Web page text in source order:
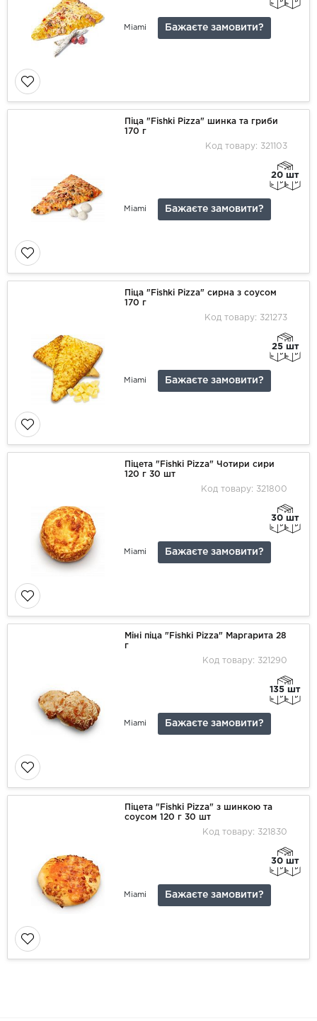
Miami Бажаєте замовити?
Піца "Fishki Pizza" шинка та гриби
170 г
Код товару: 321103
20 шт
Miami Бажаєте замовити?
Піца "Fishki Pizza" сирна з соусом
170 г
Код товару: 321273
25 шт
Miami Бажаєте замовити?
Піцета "Fishki Pizza" Чотири сири
120 г 30 шт
Код товару: 321800
30 шт
Miami Бажаєте замовити?
Міні піца "Fishki Pizza" Маргарита 28
г
Код товару: 321290
135 шт
Miami Бажаєте замовити?
Піцета "Fishki Pizza" з шинкою та
соусом 120 г 30 шт
Код товару: 321830
30 шт
Miami Бажаєте замовити?